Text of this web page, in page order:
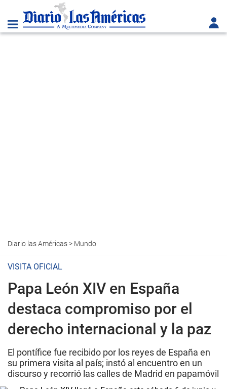
Diario las Américas> Mundo
VISITA OFICIAL
Papa León XIV en España
destaca compromiso por el
derecho internacional y la paz
El pontífice fue recibido por los reyes de España en
su primera visita al país; instó al encuentro en un
discurso y recorrió las calles de Madrid en papamóvil